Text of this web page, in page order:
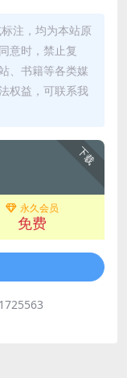
注，均为本站原
意时，禁止复
、书籍等各类媒
权益，可联系我
下载
永久会员
免费